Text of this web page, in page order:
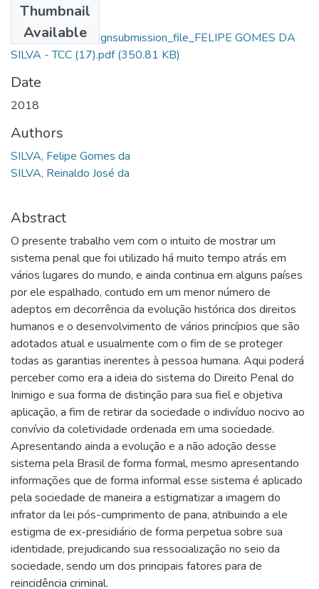
Thumbnail
Available
Felipe Gomes Da
Silva_10350_assignsubmission_file_FELIPE GOMES DA
SILVA - TCC (17).pdf(350.81 KB)
Date
2018
Authors
SILVA, Felipe Gomes da
SILVA, Reinaldo José da
Abstract
O presente trabalho vem com o intuito de mostrar um
sistema penal que foi utilizado há muito tempo atrás em
vários lugares do mundo, e ainda continua em alguns países
por ele espalhado, contudo em um menor número de
adeptos em decorrência da evolução histórica dos direitos
humanos e o desenvolvimento de vários princípios que são
adotados atual e usualmente com o fim de se proteger
todas as garantias inerentes à pessoa humana. Aqui poderá
perceber como era a ideia do sistema do Direito Penal do
Inimigo e sua forma de distinção para sua fiel e objetiva
aplicação, a fim de retirar da sociedade o indivíduo nocivo ao
convívio da coletividade ordenada em uma sociedade.
Apresentando ainda a evolução e a não adoção desse
sistema pela Brasil de forma formal, mesmo apresentando
informações que de forma informal esse sistema é aplicado
pela sociedade de maneira a estigmatizar a imagem do
infrator da lei pós-cumprimento de pana, atribuindo a ele
estigma de ex-presidiário de forma perpetua sobre sua
identidade, prejudicando sua ressocialização no seio da
sociedade, sendo um dos principais fatores para de
reincidência criminal.